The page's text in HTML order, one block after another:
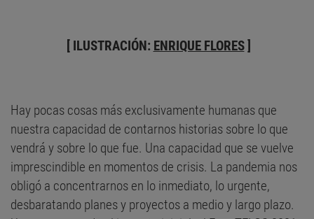
[ ILUSTRACIÓN: ENRIQUE FLORES]
Hay pocas cosas más exclusivamente humanas que
nuestra capacidad de contarnos historias sobre lo que
vendrá y sobre lo que fue. Una capacidad que se vuelve
imprescindible en momentos de crisis. La pandemia nos
obligó a concentrarnos en lo inmediato, lo urgente,
desbaratando planes y proyectos a medio y largo plazo.